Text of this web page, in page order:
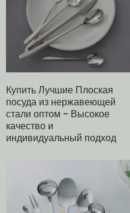
Купить Лучшие Плоская
посуда из нержавеющей
стали оптом - Высокое
качество и
индивидуальный подход